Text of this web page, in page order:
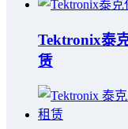
Tektronix泰
赁